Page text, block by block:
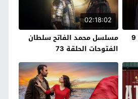
02:18:02
مسلسل محمد الفاتح سلطان
الفتوحات الحلقة 73